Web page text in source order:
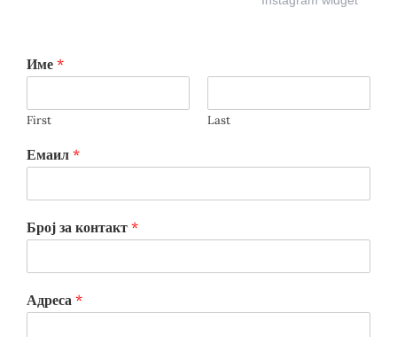
Име *
First Last
Емаил *
Број за контакт *
Адреса *